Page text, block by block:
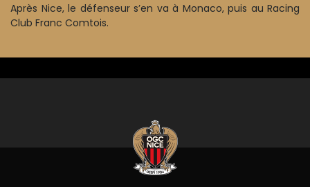
Après Nice, le défenseur s’en va à Monaco, puis au Racing
Club Franc Comtois.